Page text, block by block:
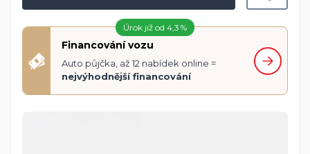
Úrok již od 4,3 %
Financování vozu
Auto půjčka, až 12 nabídek online =
nejvýhodnější financování